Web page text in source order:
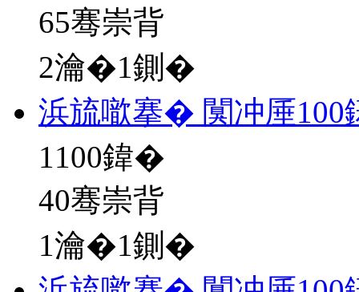
65骞崇背
2瀹�1鍘�
浜旈噷搴� 闃冲厜100
1100鍏�
40骞崇背
1瀹�1鍘�